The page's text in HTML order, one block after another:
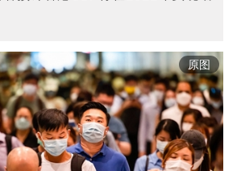
原图